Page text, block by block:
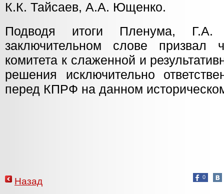
К.К. Тайсаев, А.А. Ющенко.
Подводя итоги Пленума,
заключительном слове призвал
комитета к слаженной и
решения исключительно
перед КПРФ на данном
0
Назад